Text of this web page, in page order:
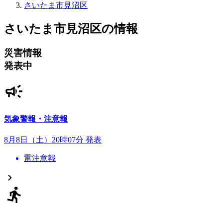
さいたま市見沼区
さいたま市見沼区の情報
災害情報
発表中
気象警報・注意報
8月8日（土）20時07分 発表
雷注意報